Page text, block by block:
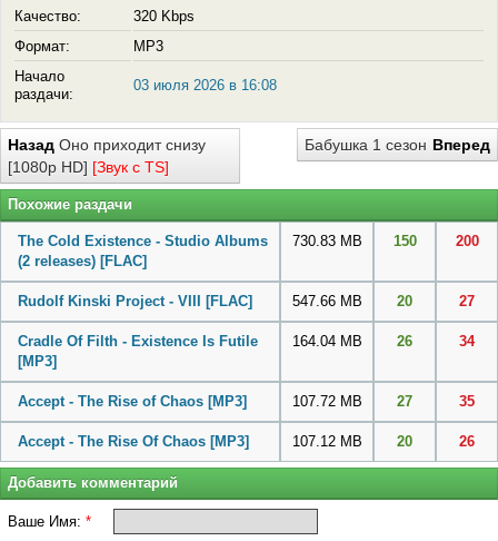
Качество:
320 Kbps
Формат:
MP3
Начало
раздачи:
03 июля 2026 в 16:08
Назад Оно приходит снизу
[1080p HD] [Звук с TS]
Вперед
Бабушка 1 сезон
Похожие раздачи
The Cold Existence - Studio Albums
(2 releases) [FLAC]
730.83 MB 150 200
Rudolf Kinski Project - VIII [FLAC] 547.66 MB 20 27
Cradle Of Filth - Existence Is Futile
[MP3]
164.04 MB 26 34
Accept - The Rise of Chaos [MP3] 107.72 MB 27 35
Accept - The Rise Of Chaos [MP3] 107.12 MB 20 26
Добавить комментарий
Ваше Имя: *